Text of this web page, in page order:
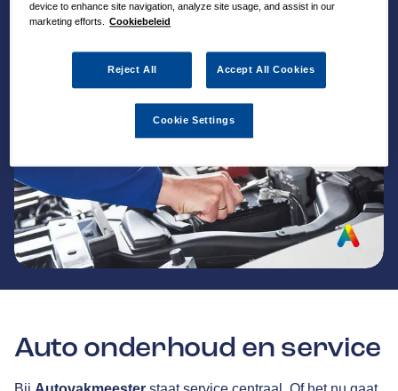
Auto onderhoud en service
device to enhance site navigation, analyze site usage, and assist in our
marketing efforts.
Cookiebeleid
Reject All Accept All Cookies
Cookie Settings